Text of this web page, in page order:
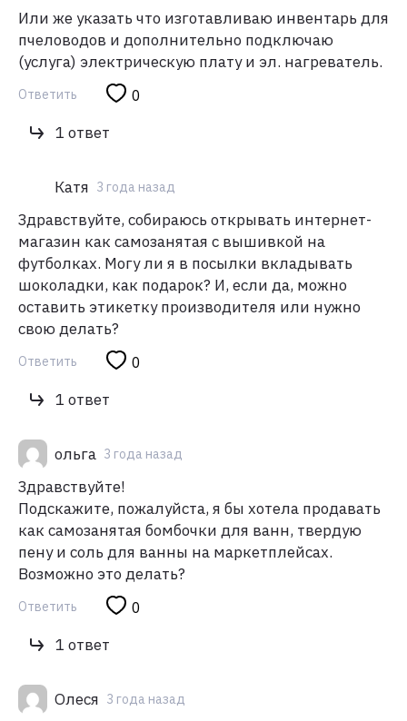
Или же указать что изготавливаю инвентарь для
пчеловодов и дополнительно подключаю
Ответить 0
1 ответ
Катя 3 года назад
Здравствуйте, собираюсь открывать интернет-
магазин как самозанятая с вышивкой на
футболках. Могу ли я в посылки вкладывать
шоколадки, как подарок? И, если да, можно
оставить этикетку производителя или нужно
свою делать?
Ответить 0
1 ответ
ольга 3 года назад
Здравствуйте!
Подскажите, пожалуйста, я бы хотела продавать
как самозанятая бомбочки для ванн, твердую
пену и соль для ванны на маркетплейсах.
Возможно это делать?
Ответить 0
1 ответ
Олеся 3 года назад